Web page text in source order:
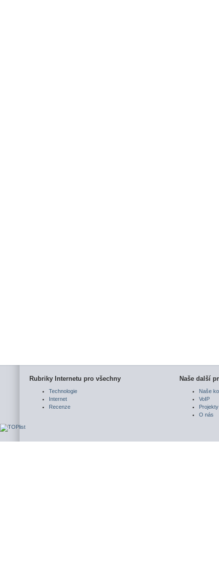
Rubriky Internetu pro všechny
Technologie
Internet
Recenze
Naše další
Naše
VoIP
Projekty
O nás